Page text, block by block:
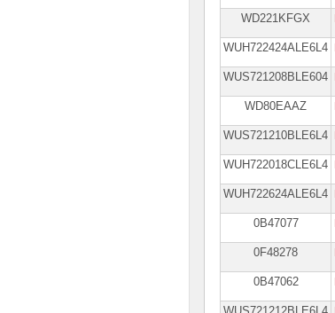
WD221KFGX
WUH722424ALE6L4
WUS721208BLE604
WD80EAAZ
WUS721210BLE6L4
WUH722018CLE6L4
WUH722624ALE6L4
0B47077
0F48278
0B47062